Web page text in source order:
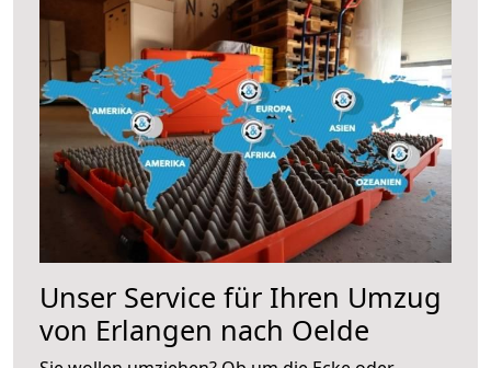
Unser Service für Ihren Umzug
von Erlangen nach Oelde